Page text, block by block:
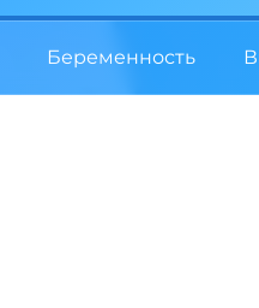
Беременность